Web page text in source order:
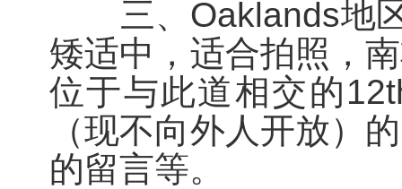
三、Oaklands地区
矮适中，适合拍照，
位于与此道相交的
（现不向外人开放）
的留言等。